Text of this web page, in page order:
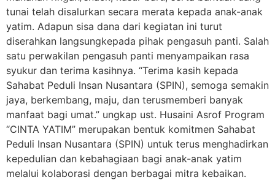
tunai telah disalurkan secara merata kepada anak-anak
yatim. Adapun sisa dana dari kegiatan ini turut
diserahkan langsungkepada pihak pengasuh panti. Salah
satu perwakilan pengasuh panti menyampaikan rasa
syukur dan terima kasihnya. “Terima kasih kepada
Sahabat Peduli Insan Nusantara (SPIN), semoga semakin
jaya, berkembang, maju, dan terusmemberi banyak
manfaat bagi umat.” ungkap ust. Husaini Asrof Program
“CINTA YATIM” merupakan bentuk komitmen Sahabat
Peduli Insan Nusantara (SPIN) untuk terus menghadirkan
kepedulian dan kebahagiaan bagi anak-anak yatim
melalui kolaborasi dengan berbagai mitra kebaikan.